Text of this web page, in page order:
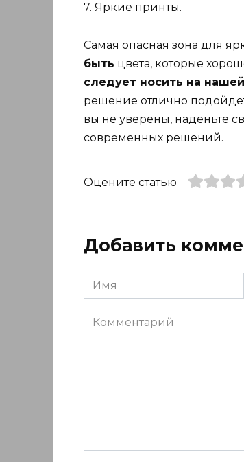
7. Яркие принты.
Самая опасная зона для
быть цвета, которые
следует носить на
решение отлично
вы не уверены, наденьте
современных решений.
Оцените статью
Добавить
Имя
*
Комментарий